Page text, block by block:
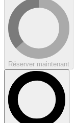
Réserver maintenant